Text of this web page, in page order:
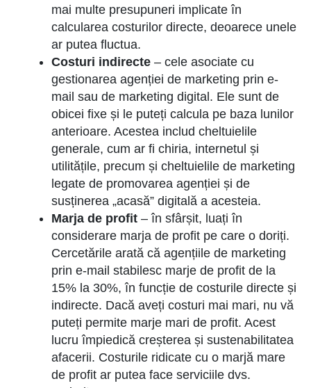
mai multe presupuneri implicate în
calcularea costurilor directe, deoarece unele
ar putea fluctua.
Costuri indirecte – cele asociate cu
gestionarea agenției de marketing prin e-
mail sau de marketing digital. Ele sunt de
obicei fixe și le puteți calcula pe baza lunilor
anterioare. Acestea includ cheltuielile
generale, cum ar fi chiria, internetul și
utilitățile, precum și cheltuielile de marketing
legate de promovarea agenției și de
susținerea „acasă” digitală a acesteia.
Marja de profit – în sfârșit, luați în
considerare marja de profit pe care o doriți.
Cercetările arată că agențiile de marketing
prin e-mail stabilesc marje de profit de la
15% la 30%, în funcție de costurile directe și
indirecte. Dacă aveți costuri mai mari, nu vă
puteți permite marje mari de profit. Acest
lucru împiedică creșterea și sustenabilitatea
afacerii. Costurile ridicate cu o marjă mare
de profit ar putea face serviciile dvs.